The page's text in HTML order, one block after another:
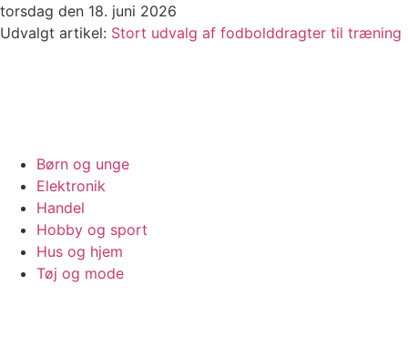
Videre
til
torsdag den 18. juni 2026
Udvalgt artikel: Stort udvalg af fodbolddragter til træning
Børn og unge
Elektronik
Handel
Hobby og sport
Hus og hjem
Tøj og mode